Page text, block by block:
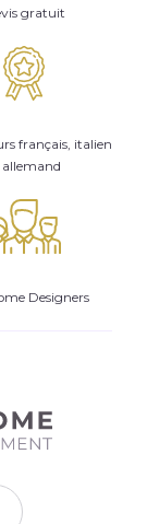
gratuit
français, italien
allemand
Designers